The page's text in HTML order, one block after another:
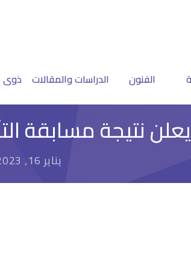
الفنون الدراسات والمقالات ذوى
نتيجة مسابقة
يناير 16, 2023